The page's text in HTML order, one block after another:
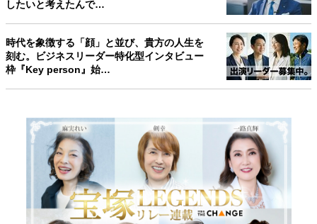
したいと考えたんで…
時代を象徴する「顔」と並び、貴方の人生を
刻む。ビジネスリーダー特化型インタビュー
枠『Key person』始…